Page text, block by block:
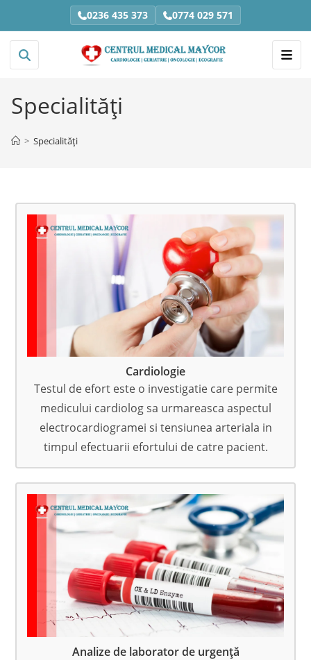
0236 435 373 0774 029 571
Specialități
> Specialități
Cardiologie
Testul de efort este o investigatie care permite
medicului cardiolog sa urmareasca aspectul
electrocardiogramei si tensiunea arteriala in
timpul efectuarii efortului de catre pacient.
Analize de laborator de urgență